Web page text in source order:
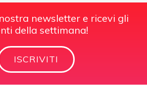
newsletter e ricevi gli
della settimana!
ISCRIVITI